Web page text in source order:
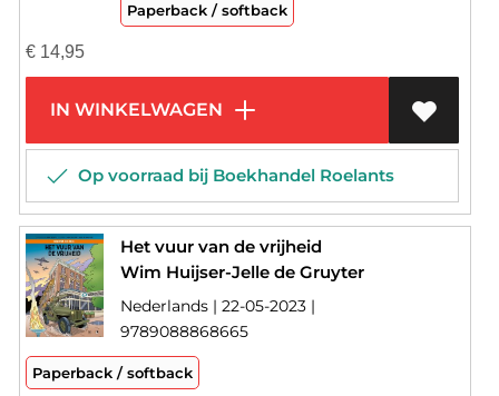
Paperback / softback
€14,95
IN WINKELWAGEN
Op voorraad bij Boekhandel Roelants
Het vuur van de vrijheid
Wim Huijser-Jelle de Gruyter
Nederlands | 22-05-2023 |
9789088868665
Paperback / softback